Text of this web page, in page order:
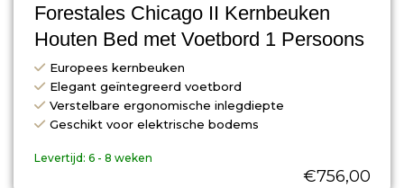
Forestales Chicago II Kernbeuken
Houten Bed met Voetbord 1 Persoons
Europees kernbeuken
Elegant geïntegreerd voetbord
Verstelbare ergonomische inlegdiepte
Geschikt voor elektrische bodems
€756,00
Levertijd: 6 - 8 weken